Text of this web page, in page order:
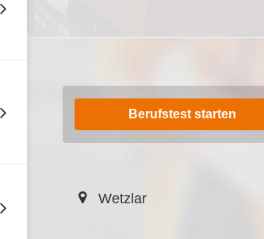
Berufstest starten
Wetzlar